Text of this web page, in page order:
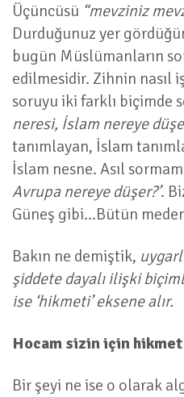
Üçüncüsü “mevziniz
Durduğunuz yer
bugün Müslümanların
edilmesidir. Zihnin
soruyu iki farklı biçimde
neresi, İslam nereye
tanımlayan, İslam
İslam nesne. Asıl
Avrupa nereye düşer?’.
Güneş gibi…Bütün
Bakın ne demiştik,
şiddete dayalı ilişki
ise ‘hikmeti’ eksene alır.
Hocam sizin için
Bir şeyi ne ise o olarak